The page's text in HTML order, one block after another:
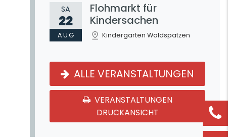
SA
22
AUG
Flohmarkt für
Kindersachen
Kindergarten Waldspatzen
ALLE VERANSTALTUNGEN
VERANSTALTUNGEN
DRUCKANSICHT